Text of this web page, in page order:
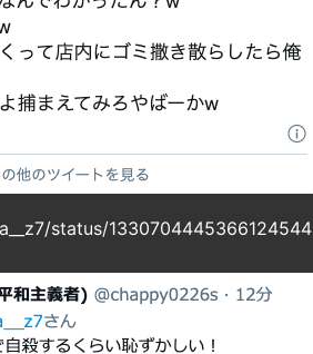
status/1330704445366124544